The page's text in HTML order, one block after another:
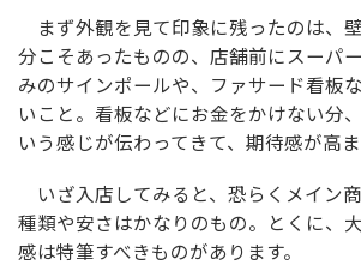
まず外観を見て印象に残ったのは、
分こそあったものの、店舗前にスーパ
みのサインポールや、ファサード看板
いこと。看板などにお金をかけない分
いう感じが伝わってきて、期待感が高ま
いざ入店してみると、恐らくメイン
種類や安さはかなりのもの。とくに、
感は特筆すべきものがあります。